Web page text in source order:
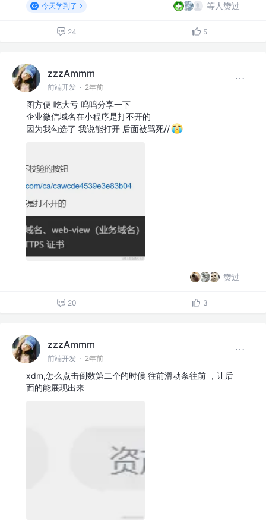
今天学到了 等人赞过
24 5
zzzAmmm
前端开发 · 2年前
图方便 吃大亏 呜呜分享一下
企业微信域名在小程序是打不开的
因为我勾选了 我说能打开 后面被骂死//
赞过
20 3
zzzAmmm
前端开发 · 2年前
xdm,怎么点击倒数第二个的时候 往前滑动条往前 ，让后
面的能展现出来